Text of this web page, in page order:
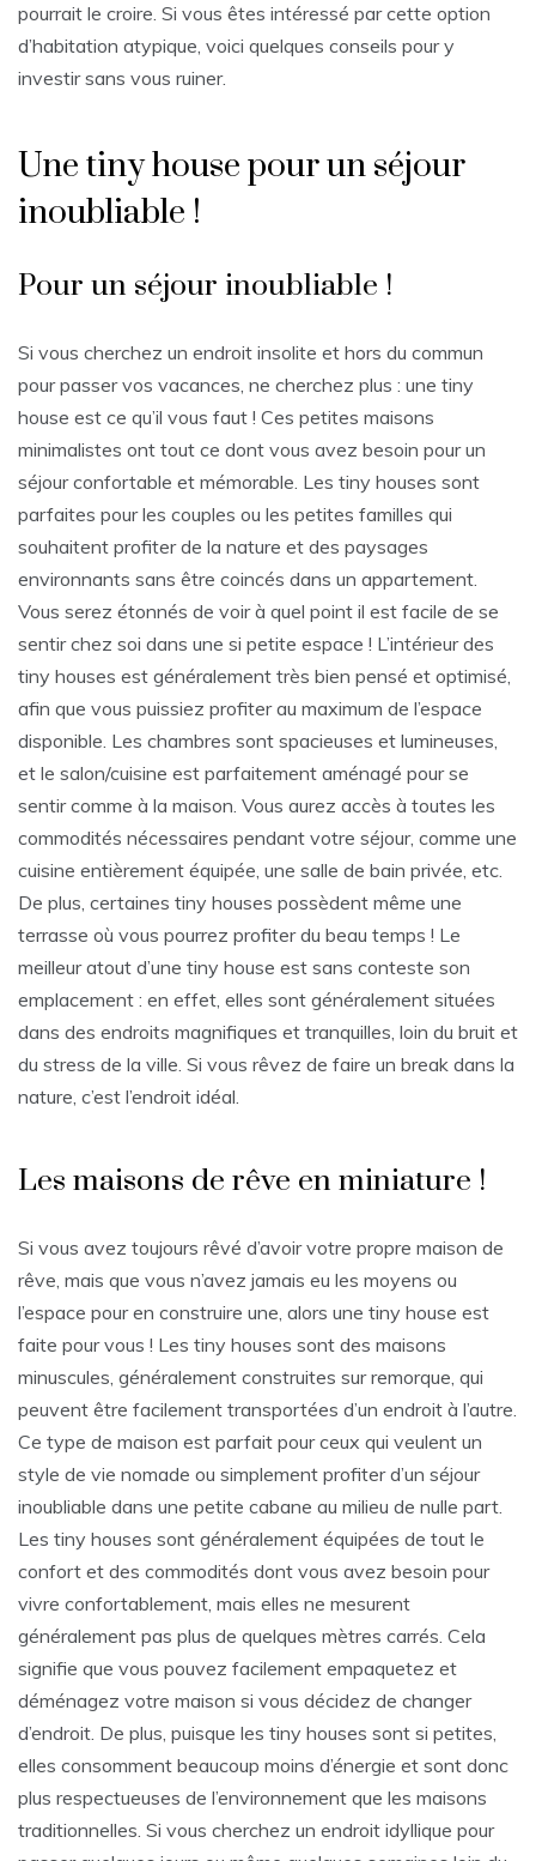
pourrait le croire. Si vous êtes intéressé par cette option
d’habitation atypique, voici quelques conseils pour y
investir sans vous ruiner.
Une tiny house pour un séjour
inoubliable !
Pour un séjour inoubliable !
Si vous cherchez un endroit insolite et hors du commun
pour passer vos vacances, ne cherchez plus : une tiny
house est ce qu’il vous faut ! Ces petites maisons
minimalistes ont tout ce dont vous avez besoin pour un
séjour confortable et mémorable. Les tiny houses sont
parfaites pour les couples ou les petites familles qui
souhaitent profiter de la nature et des paysages
environnants sans être coincés dans un appartement.
Vous serez étonnés de voir à quel point il est facile de se
sentir chez soi dans une si petite espace ! L’intérieur des
tiny houses est généralement très bien pensé et optimisé,
afin que vous puissiez profiter au maximum de l’espace
disponible. Les chambres sont spacieuses et lumineuses,
et le salon/cuisine est parfaitement aménagé pour se
sentir comme à la maison. Vous aurez accès à toutes les
commodités nécessaires pendant votre séjour, comme une
cuisine entièrement équipée, une salle de bain privée, etc.
De plus, certaines tiny houses possèdent même une
terrasse où vous pourrez profiter du beau temps ! Le
meilleur atout d’une tiny house est sans conteste son
emplacement : en effet, elles sont généralement situées
dans des endroits magnifiques et tranquilles, loin du bruit et
du stress de la ville. Si vous rêvez de faire un break dans la
nature, c’est l’endroit idéal.
Les maisons de rêve en miniature !
Si vous avez toujours rêvé d’avoir votre propre maison de
rêve, mais que vous n’avez jamais eu les moyens ou
l’espace pour en construire une, alors une tiny house est
faite pour vous ! Les tiny houses sont des maisons
minuscules, généralement construites sur remorque, qui
peuvent être facilement transportées d’un endroit à l’autre.
Ce type de maison est parfait pour ceux qui veulent un
style de vie nomade ou simplement profiter d’un séjour
inoubliable dans une petite cabane au milieu de nulle part.
Les tiny houses sont généralement équipées de tout le
confort et des commodités dont vous avez besoin pour
vivre confortablement, mais elles ne mesurent
généralement pas plus de quelques mètres carrés. Cela
signifie que vous pouvez facilement empaquetez et
déménagez votre maison si vous décidez de changer
d’endroit. De plus, puisque les tiny houses sont si petites,
elles consomment beaucoup moins d’énergie et sont donc
plus respectueuses de l’environnement que les maisons
traditionnelles. Si vous cherchez un endroit idyllique pour